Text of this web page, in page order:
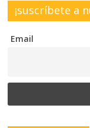
¡suscríbete a
Email